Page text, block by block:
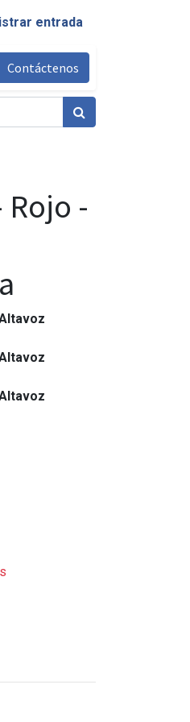
entrada
Contáctenos
Rojo -